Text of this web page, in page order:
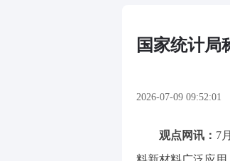
国家统计局
2026-07-09 09:52:01
观点网讯： 7